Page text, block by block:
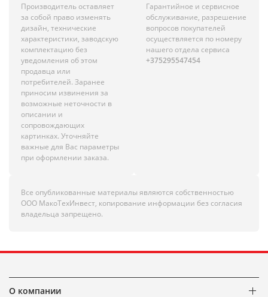
Производитель оставляет
за собой право изменять
дизайн, технические
характеристики, заводскую
комплектацию без
уведомления об этом
продавца или
потребителей. Заранее
приносим извинения за
возможные неточности в
описании и
сопровождающих
картинках. Уточняйте
важные для Вас параметры
при оформлении заказа.
Гарантийное и сервисное
обслуживание, разрешение
вопросов покупателей
осуществляется по номеру
нашего отдела сервиса
+375295547454
Все опубликованные материалы являются собственностью
ООО МакоТехИнвест, копирование информации без согласия
владельца запрещено.
О компании